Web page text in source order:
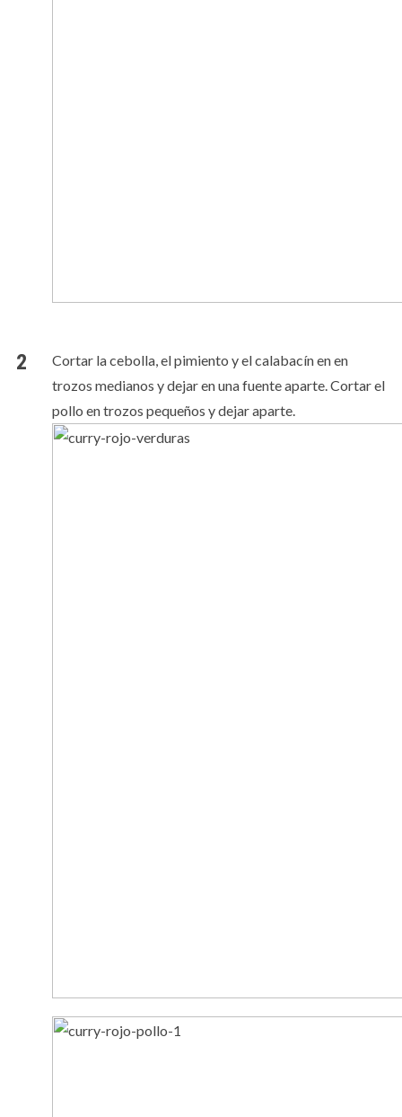
Cortar la cebolla, el pimiento y el calabacín en en
trozos medianos y dejar en una fuente aparte. Cortar el
pollo en trozos pequeños y dejar aparte.